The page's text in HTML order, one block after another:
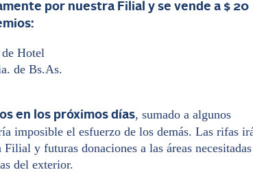
por nuestra Filial y se vende a $ 20
Hotel
de Bs.As.
en los próximos días, sumado a algunos
imposible el esfuerzo de los demás. Las rifas
y futuras donaciones a las áreas necesitadas
del exterior.